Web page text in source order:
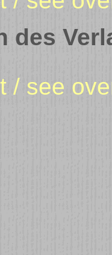
des
/ see